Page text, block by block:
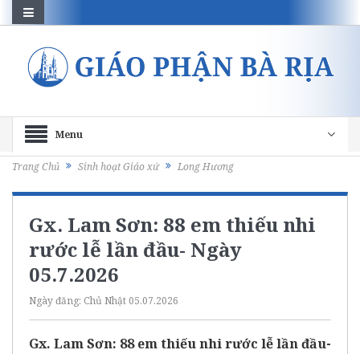
Menu
Trang Chủ Sinh hoạt Giáo xứ Long Hương
Gx. Lam Sơn: 88 em thiếu nhi
rước lễ lần đầu- Ngày
05.7.2026
Ngày đăng: Chủ Nhật 05.07.2026
Gx. Lam Sơn: 88 em thiếu nhi rước lễ lần đầu-